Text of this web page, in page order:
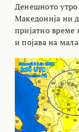
Денешното утро
Македонија ни
пријатно време
и појава на